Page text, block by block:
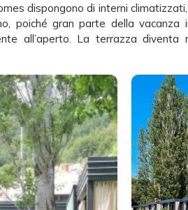
dispongono di interni
poiché gran parte della vacanza
all’aperto. La terrazza diventa